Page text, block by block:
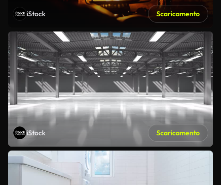
iStock Scaricamento
iStock Scaricamento